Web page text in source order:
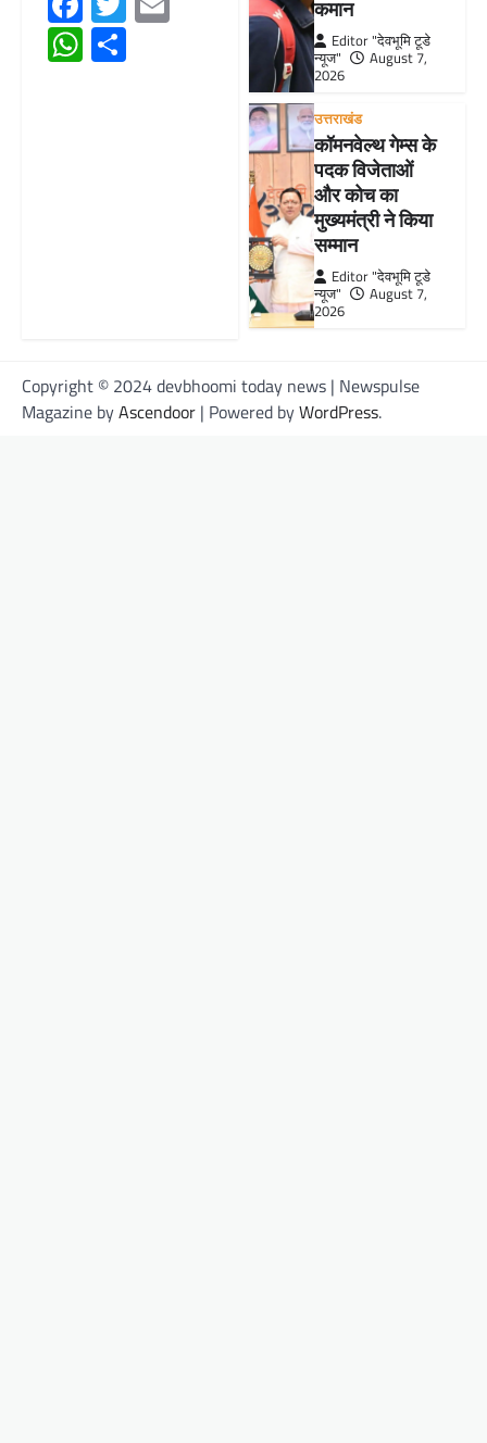
WhatsApp
कमान
Editor "देवभूमि टूडे
न्यूज"
August 7,
2026
उत्तराखंड
कॉमनवेल्थ गेम्स के
पदक विजेताओं
और कोच का
मुख्यमंत्री ने किया
सम्मान
Editor "देवभूमि टूडे
न्यूज"
August 7,
2026
Copyright © 2024 devbhoomi today news | Newspulse
Magazine byAscendoor | Powered byWordPress.